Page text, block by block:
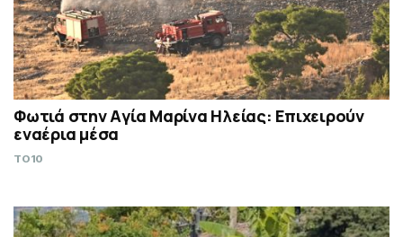
Φωτιά στην Aγία Μαρίνα Ηλείας: Επιχειρούν
εναέρια μέσα
TO10